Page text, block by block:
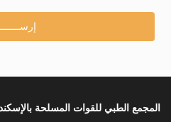
المجمع الطبي للقوات المسلحة